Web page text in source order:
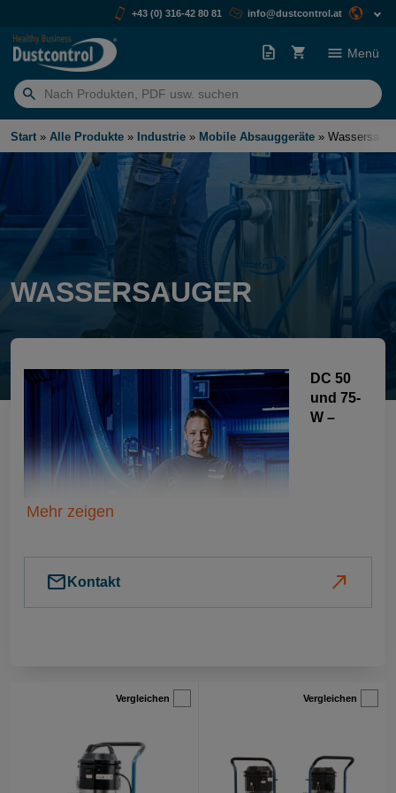
+43 (0) 316-42 80 81 info@dustcontrol.at
Suchen
nach:
Menü
Start » Alle Produkte » Industrie » Mobile Absauggeräte »
WASSERSAUGER
DC 50
und 75-
W –
Mehr zeigen
mail Kontakt north_east
Vergleichen Vergleichen